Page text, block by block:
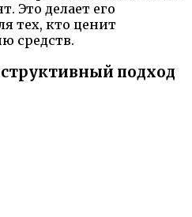
Это делает его
тех, кто ценит
средств.
подход